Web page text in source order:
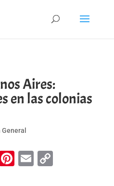
Aires:
en las colonias
Pinterest
EmailCopy